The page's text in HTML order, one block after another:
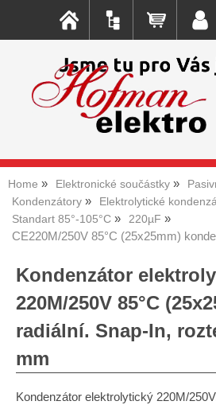
Home Elektronické součástky
Kondenzátory
Elektrolytické
Standart 85°-105°C
220µF
CE220M/250V 85°C (25x25mm)
Kondenzátor
220M/250V 85°C
radiální. Snap-In,
mm
Kondenzátor elektrolytický 220M/